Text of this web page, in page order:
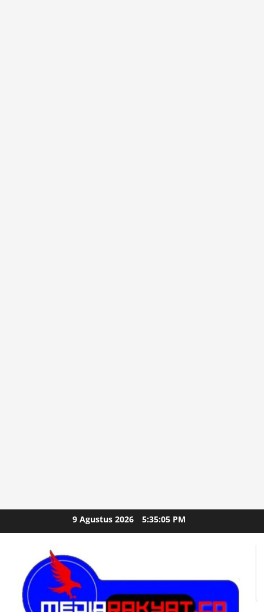
to
9 Agustus 2026 5:35:07 PM